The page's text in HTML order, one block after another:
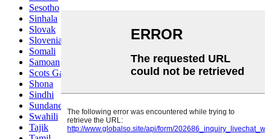
Sesotho
Sinhala
Slovak
Slovenian
Somali
Samoan
Scots Gaelic
Shona
Sindhi
Sundanese
Swahili
Tajik